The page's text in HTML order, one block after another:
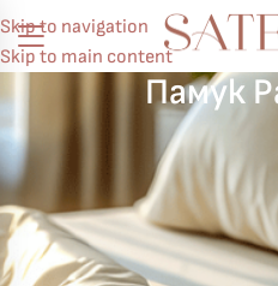
Skip to navigation
Skip to main content
Памук